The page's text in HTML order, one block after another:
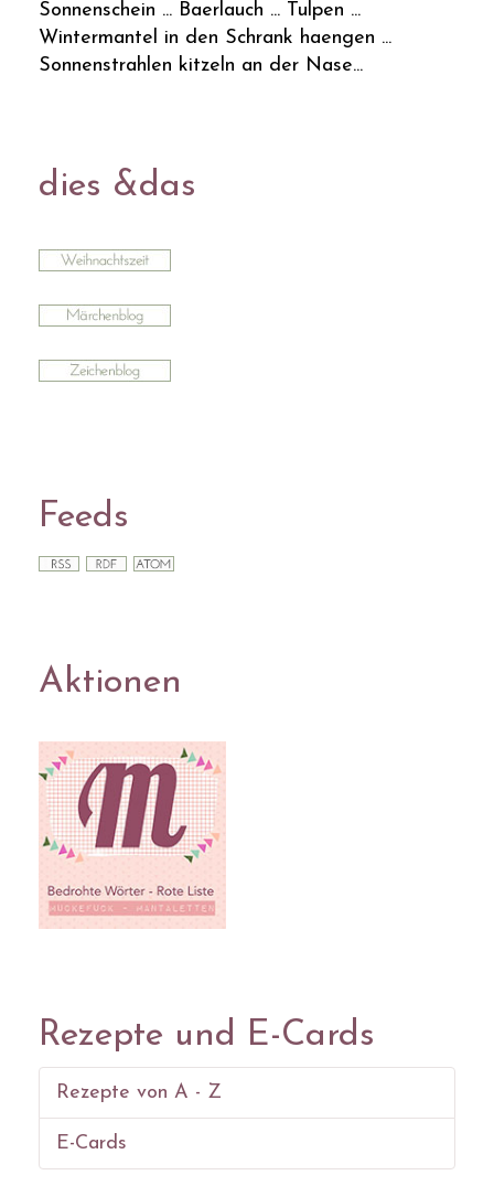
Sonnenschein ... Baerlauch ... Tulpen ...
Wintermantel in den Schrank haengen ...
Sonnenstrahlen kitzeln an der Nase...
dies &das
Feeds
Aktionen
Rezepte und E-Cards
Rezepte von A - Z
E-Cards